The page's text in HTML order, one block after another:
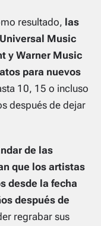
resultado, las
Music
y Warner Music
para nuevos
10, 15 o incluso
después de dejar
de las
que los artistas
desde la fecha
después de
regrabar sus